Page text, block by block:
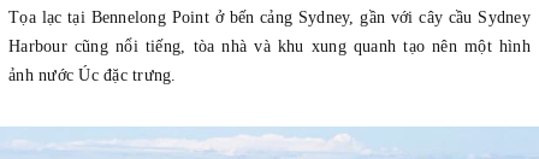
Tọa lạc tại Bennelong Point ở bến cảng Sydney, gần với cây cầu Sydney
Harbour cũng nổi tiếng, tòa nhà và khu xung quanh tạo nên một hình
ảnh nước Úc đặc trưng.